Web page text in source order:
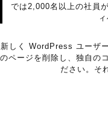
では2,000名以上の社員
新しく WordPress ユーザ
のページを削除し、独自の
ださい。そ
アパ
その他
在庫あり